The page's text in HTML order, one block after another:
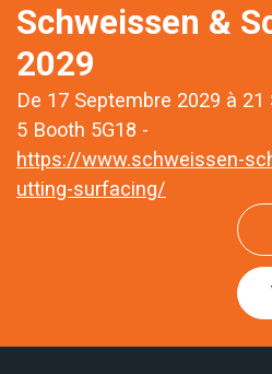
Schweissen &
2029
De 17 Septembre 2029 à 21
5 Booth 5G18 -
https://www.schweissen-
utting-surfacing/